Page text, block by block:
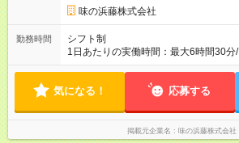
味の浜藤株式会社
勤務時間
シフト制
1日あたりの実働時間：最大6時間30分
16:00（休憩60分） ・ 週3～5日勤
気になる！ 応募する
掲載元企業名 味の浜藤株式会社